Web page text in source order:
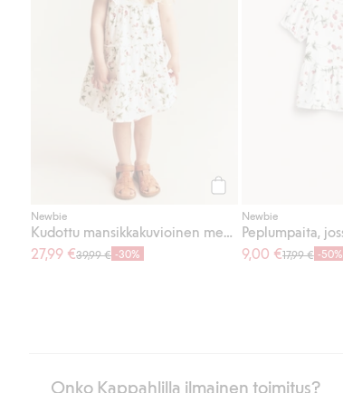
Newbie
Kudottu mansikkakuvioinen mekko
27,99 €39,99 € -30%
Newbie
9,00 €17,99 € -50%
Onko Kappahlilla ilmainen toimitus?